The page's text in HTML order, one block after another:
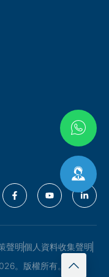
聲明個人資料收集聲明
。版權所有。